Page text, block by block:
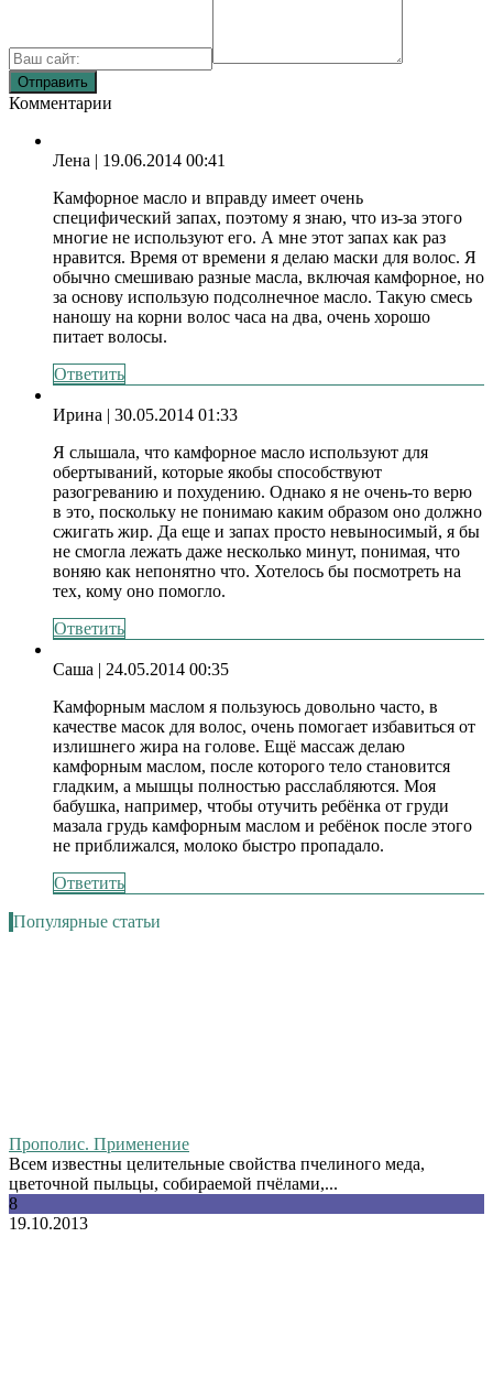
Комментарии
Лена | 19.06.2014 00:41
Камфорное масло и вправду имеет очень
специфический запах, поэтому я знаю, что из-за этого
многие не используют его. А мне этот запах как раз
нравится. Время от времени я делаю маски для волос. Я
обычно смешиваю разные масла, включая камфорное, но
за основу использую подсолнечное масло. Такую смесь
наношу на корни волос часа на два, очень хорошо
питает волосы.
Ответить
Ирина | 30.05.2014 01:33
Я слышала, что камфорное масло используют для
обертываний, которые якобы способствуют
разогреванию и похудению. Однако я не очень-то верю
в это, поскольку не понимаю каким образом оно должно
сжигать жир. Да еще и запах просто невыносимый, я бы
не смогла лежать даже несколько минут, понимая, что
воняю как непонятно что. Хотелось бы посмотреть на
тех, кому оно помогло.
Ответить
Саша | 24.05.2014 00:35
Камфорным маслом я пользуюсь довольно часто, в
качестве масок для волос, очень помогает избавиться от
излишнего жира на голове. Ещё массаж делаю
камфорным маслом, после которого тело становится
гладким, а мышцы полностью расслабляются. Моя
бабушка, например, чтобы отучить ребёнка от груди
мазала грудь камфорным маслом и ребёнок после этого
не приближался, молоко быстро пропадало.
Ответить
Популярные статьи
Прополис. Применение
Всем известны целительные свойства пчелиного меда,
цветочной пыльцы, собираемой пчёлами,...
8
19.10.2013